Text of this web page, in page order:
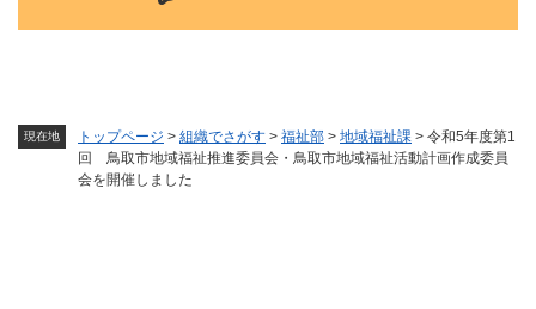
現在地 トップページ > 組織でさがす > 福祉部 > 地域福祉課 > 令和5年度第1
回 鳥取市地域福祉推進委員会・鳥取市地域福祉活動計画作成委員
会を開催しました